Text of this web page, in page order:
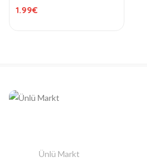
gefüllt mit
1.99€
Ünlü Markt